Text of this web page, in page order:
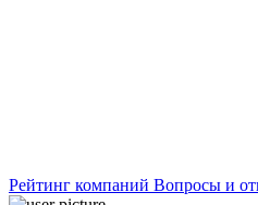
Рейтинг компаний Вопросы и